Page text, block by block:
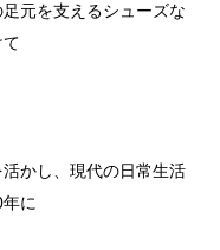
元を支えるシューズな
かし、現代の日常生活
に